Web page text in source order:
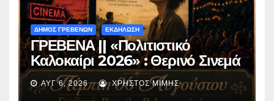
ΔΗΜΟΣ ΓΡΕΒΕΝΩΝ ΕΚΔΗΛΩΣΗ
ΓΡΕΒΕΝΑ || «Πολιτιστικό
Καλοκαίρι 2026» : Θερινό Σινεμά
με την βραβευμένη ταινία
«Μικρές Ανάσες».
ΑΥΓ 6, 2026 ΧΡΉΣΤΟΣ ΜΊΜΗΣ